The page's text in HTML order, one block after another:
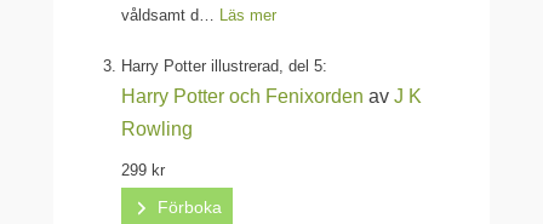
våldsamt d… Läs mer
Harry Potter illustrerad, del 5:
Harry Potter och Fenixorden av J K
Rowling
299 kr
Förboka